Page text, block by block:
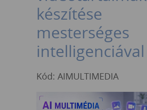
készítése
mesterséges
intelligenciával
Kód: AIMULTIMEDIA